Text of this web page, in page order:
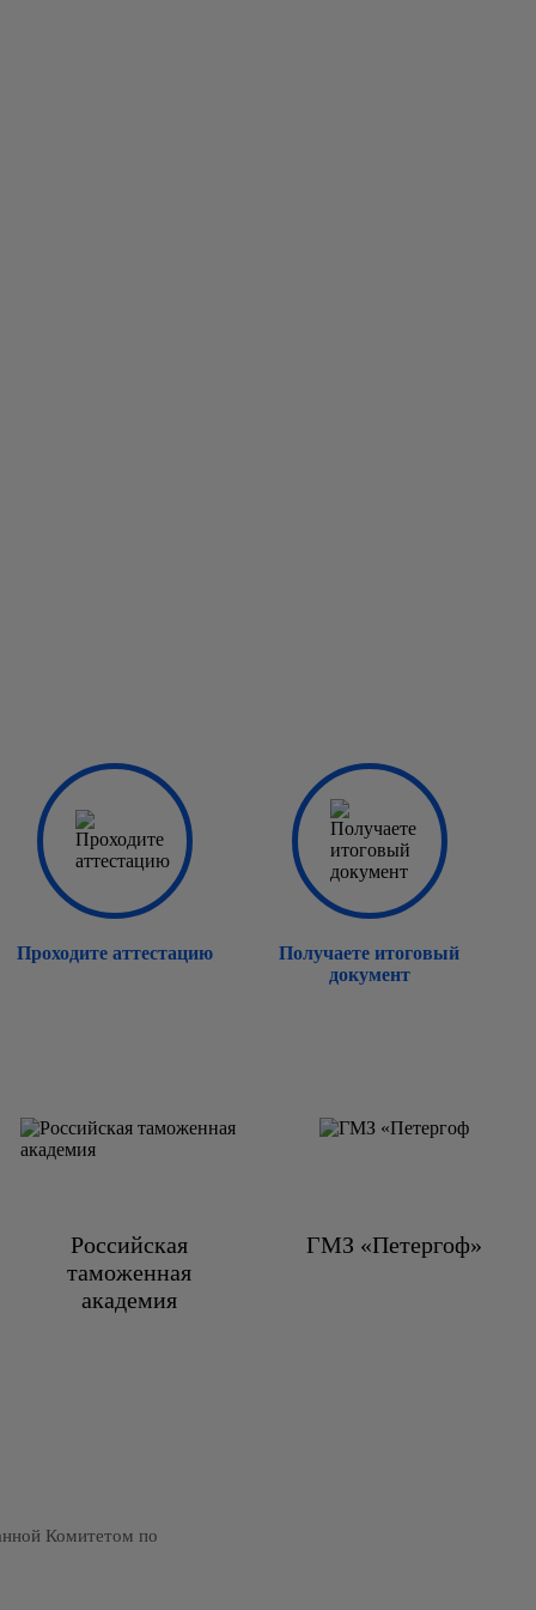
Проходите аттестацию
Получаете итоговый
документ
Российская
таможенная
академия
ГМЗ «Петергоф»
Комитетом по